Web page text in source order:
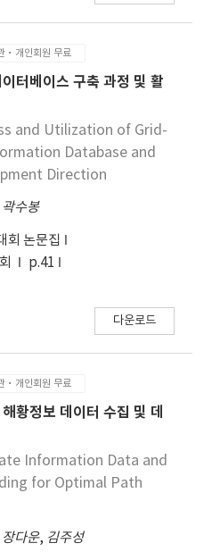
values. Moreover,
to a 581-fold
the minimum and
results suggest that
between solids and
the actual
research and
are needed to improve
the “drone”
employs a diverse
learning methods
LightGBM, and
by BERTopic (natural
This multifaceted
comprehensive data
in-depth structural
Furthermore, a 6T-
method refines non-
on-year AI analysis,
accuracy as
metric. Utilizing AI’s
4, this research unveils
in emerging keywords
generate detailed
efficient processing of
offering an AI analysis
policy domains.
only advances
with AI Act standards
for responsible
analysis of
·개인회원 무료
터베이스 구축 과정 및 활
and Utilization of Grid-
Database and
Direction
곽수봉
회 논문집
p.41
다운로드
·개인회원 무료
황정보 데이터 수집 및 데
Information Data and
for Optimal Path
장다운, 김주성